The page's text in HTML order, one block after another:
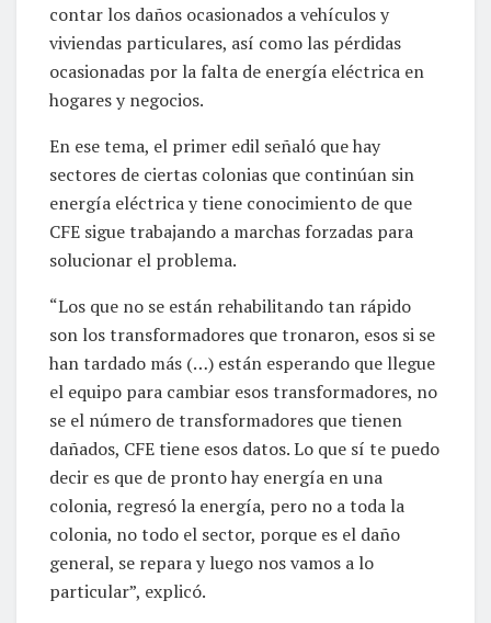
contar los daños ocasionados a vehículos y
viviendas particulares, así como las pérdidas
ocasionadas por la falta de energía eléctrica en
hogares y negocios.
En ese tema, el primer edil señaló que hay
sectores de ciertas colonias que continúan sin
energía eléctrica y tiene conocimiento de que
CFE sigue trabajando a marchas forzadas para
solucionar el problema.
“Los que no se están rehabilitando tan rápido
son los transformadores que tronaron, esos si se
han tardado más (…) están esperando que llegue
el equipo para cambiar esos transformadores, no
se el número de transformadores que tienen
dañados, CFE tiene esos datos. Lo que sí te puedo
decir es que de pronto hay energía en una
colonia, regresó la energía, pero no a toda la
colonia, no todo el sector, porque es el daño
general, se repara y luego nos vamos a lo
particular”, explicó.